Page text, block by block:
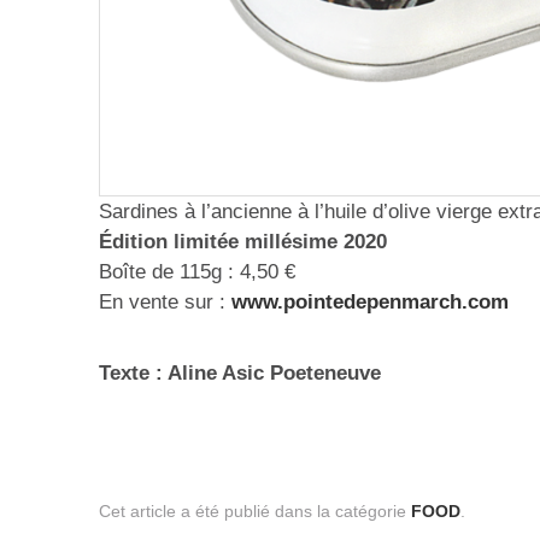
Sardines à l’ancienne à l’huile d’olive vierge
Édition limitée millésime 2020
Boîte de 115g : 4,50 €
En vente sur : www.pointedepenmarch.com
Texte : Aline Asic Poeteneuve
Cet article a été publié dans la catégorie FOOD.